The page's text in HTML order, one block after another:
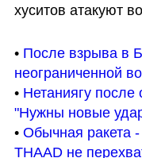
хуситов атакуют
• После взрыва в
неограниченной
• Нетаниягу после
"Нужны новые
• Обычная ракета
THAAD не